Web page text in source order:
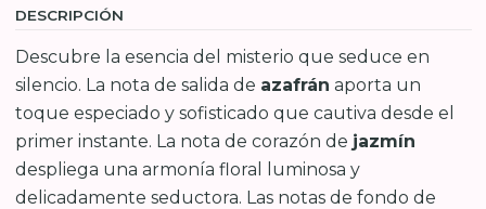
DESCRIPCIÓN
Descubre la esencia del misterio que seduce en
silencio. La nota de salida de azafrán aporta un
toque especiado y sofisticado que cautiva desde el
primer instante. La nota de corazón de jazmín
despliega una armonía floral luminosa y
delicadamente seductora. Las notas de fondo de